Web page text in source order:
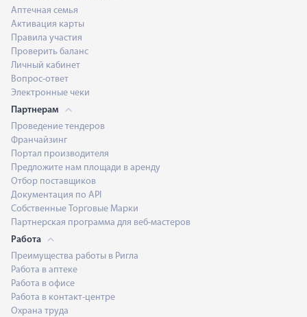
Аптечная семья
Активация карты
Правила участия
Проверить баланс
Личный кабинет
Вопрос-ответ
Электронные чеки
Партнерам
Проведение тендеров
Франчайзинг
Портал производителя
Предложите нам площади в аренду
Отбор поставщиков
Документация по API
Собственные Торговые Марки
Партнерская программа для веб-мастеров
Работа
Преимущества работы в Ригла
Работа в аптеке
Работа в офисе
Работа в контакт-центре
Охрана труда